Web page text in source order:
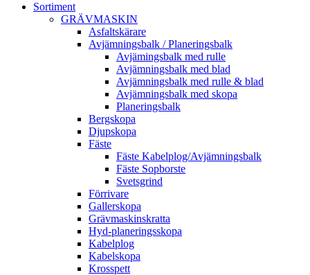
Sortiment
GRÄV­MASKIN
Asfalt­skärare
Avjämnings­balk / Planeringsbalk
Avjämingsbalk med rulle
Avjämningsbalk med blad
Avjämningsbalk med rulle & blad
Avjämningsbalk med skopa
Planerings­balk
Berg­skopa
Djup­skopa
Fäste
Fäste Kabel­­plog/­Avjämnings­­balk
Fäste Sop­borste
Svets­grind
Förrivare
Galler­skopa
Gräv­maskins­kratta
Hyd­-planerings­skopa
Kabel­plog
Kabel­skopa
Kros­spett